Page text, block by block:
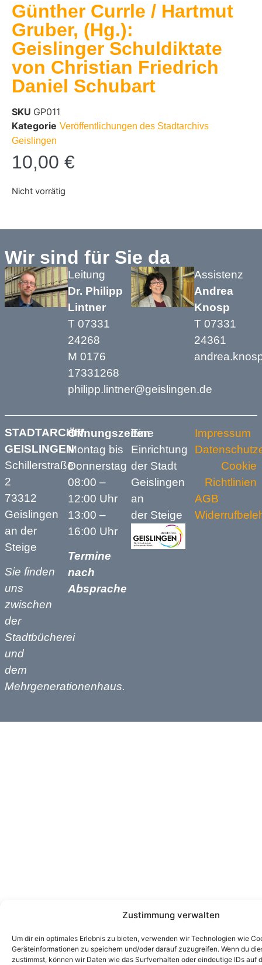
Zustimmung verwalten
Um dir ein optimales Erlebnis zu bieten, verwenden wir Technologien wie
Geräteinformationen zu speichern und/oder darauf zuzugreifen. Wenn du
zustimmst, können wir Daten wie das Surfverhalten oder eindeutige IDs auf
Günther Currle / Hartmut
Gruber, (Hg.):
Geislinger Schuldiktate
von Christian Friedrich
Daniel Schubart
SKU GP011
Kategorie Veröffentlichungen des Stadtarchivs
Geislingen
10,00 €
Nicht vorrätig
Wir sind für Sie da
Leitung
Dr. Philipp
Lintner
T 07331
24268
M 0176
17331268
philipp.lintner@geislingen.de
Assistenz
Andrea
Knosp
T 07331
24361
STADTARCHIV
GEISLINGEN
Schillerstraße
2
73312
Geislingen
an der
Steige
Sie finden
uns
zwischen
der
Stadtbücherei
und
dem
Mehrgenerationenhaus.
Öffnungszeiten
Montag bis
Donnerstag
08:00 –
12:00 Uhr
13:00 –
16:00 Uhr
Termine
nach
Absprache
Eine
Einrichtung
der Stadt
Geislingen
an
der Steige
Impressum
Cookie
Richtlinien
AGB